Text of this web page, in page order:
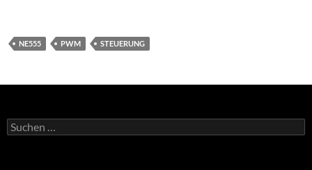
NE555 PWM STEUERUNG
Suchen
nach: